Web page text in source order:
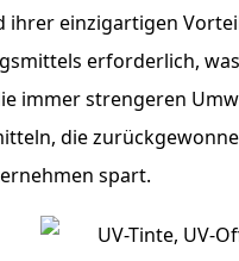
ihrer einzigartigen
erforderlich,
immer strengeren
die
spart.